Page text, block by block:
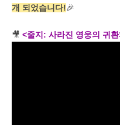
개 되었습니다!🎉
🎥 <줄지: 사라진 영웅의 귀환